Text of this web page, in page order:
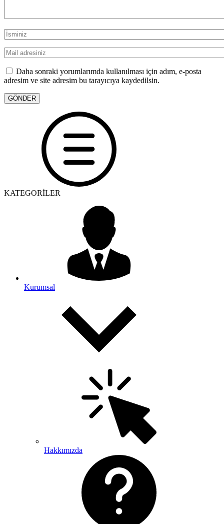
Daha sonraki yorumlarımda kullanılması için adım, e-posta
adresim ve site adresim bu tarayıcıya kaydedilsin.
KATEGORİLER
Kurumsal
Hakkımızda